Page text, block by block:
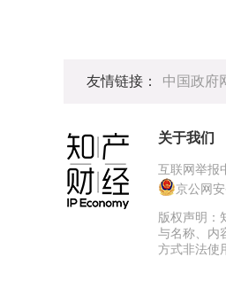
友情链接： 中国政府
关于我们
互联网举报
京公网安
版权声明：
与名称、内
方式非法使